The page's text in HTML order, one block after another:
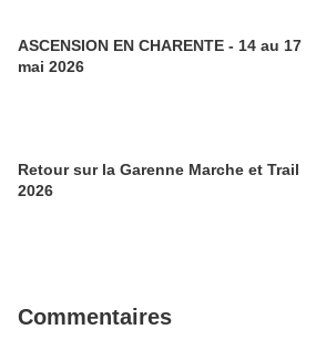
ASCENSION EN CHARENTE - 14 au 17
mai 2026
Retour sur la Garenne Marche et Trail
2026
Commentaires